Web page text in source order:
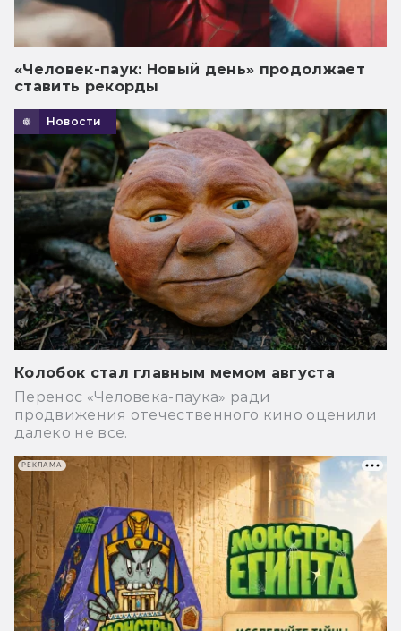
«Человек-паук: Новый день» продолжает
ставить рекорды
Новости
Колобок стал главным мемом августа
Перенос «Человека-паука» ради
продвижения отечественного кино оценили
далеко не все.
РЕКЛАМА